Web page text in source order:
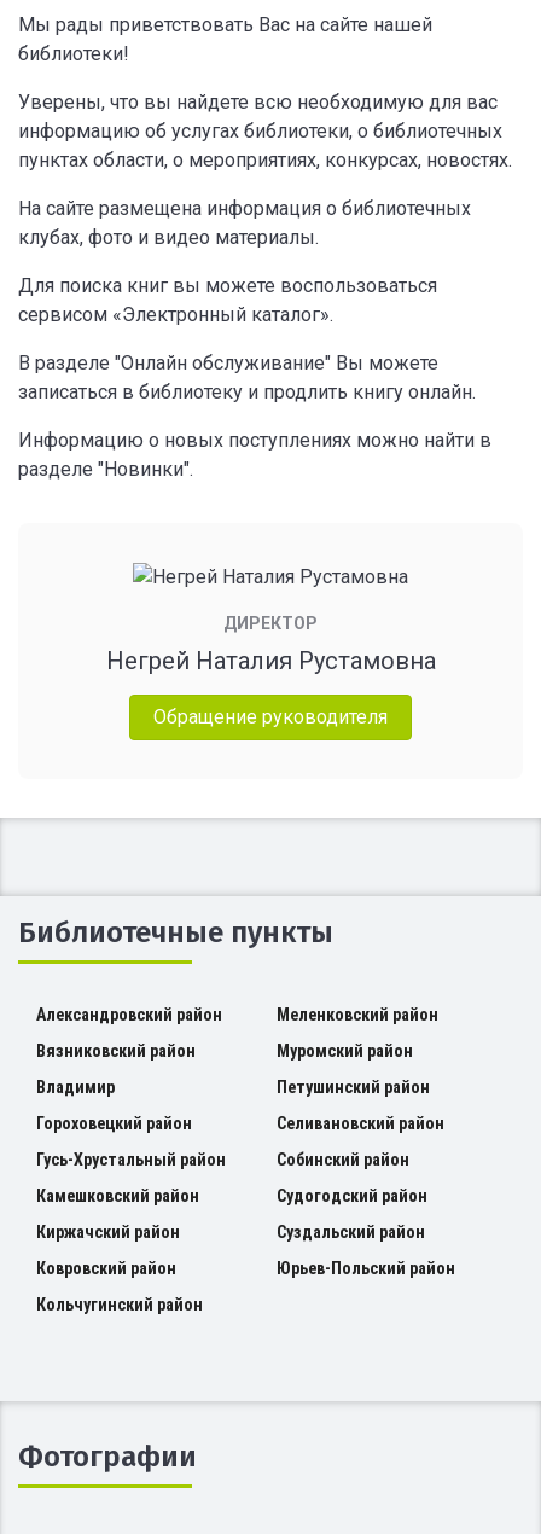
Мы рады приветствовать Вас на сайте нашей
библиотеки!
Уверены, что вы найдете всю необходимую для вас
информацию об услугах библиотеки, о библиотечных
пунктах области, о мероприятиях, конкурсах, новостях.
На сайте размещена информация о библиотечных
клубах, фото и видео материалы.
Для поиска книг вы можете воспользоваться
сервисом «Электронный каталог».
В разделе "Онлайн обслуживание" Вы можете
записаться в библиотеку и продлить книгу онлайн.
Информацию о новых поступлениях можно найти в
разделе "Новинки".
ДИРЕКТОР
Негрей Наталия Рустамовна
Обращение руководителя
Библиотечные пункты
Александровский район
Вязниковский район
Владимир
Гороховецкий район
Гусь-Хрустальный район
Камешковский район
Киржачский район
Ковровский район
Кольчугинский район
Меленковский район
Муромский район
Петушинский район
Селивановский район
Собинский район
Судогодский район
Суздальский район
Юрьев-Польский район
Фотографии